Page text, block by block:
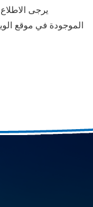
يرجى
الموجودة في موقع